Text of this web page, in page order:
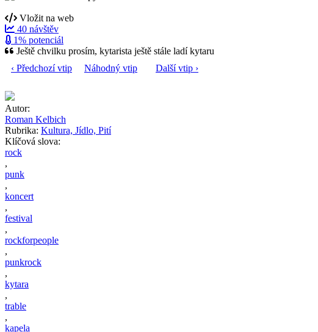
Vložit na web
40 návštěv
1% potenciál
Ještě chvilku prosím, kytarista ještě stále ladí kytaru
‹ Předchozí vtip
Náhodný vtip Další vtip ›
Autor:
Roman Kelbich
Rubrika: Kultura, Jídlo, Pití
Klíčová slova:
rock
,
punk
,
koncert
,
festival
,
rockforpeople
,
punkrock
,
kytara
,
trable
,
kapela